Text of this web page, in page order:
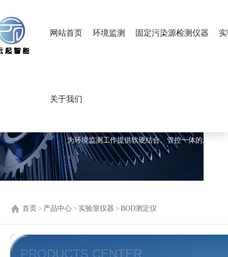
网站首页 环境监测 固定污染源检测仪器
关于我们
为环境监测工作提供软硬结合、管控一体的成套设
首页 > 产品中心 > 实验室仪器 > BOD测定仪
PRODUCTS CENTER